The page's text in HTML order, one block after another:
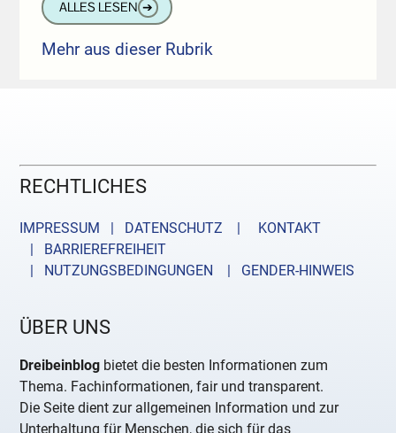
ALLES LESEN ➔
Mehr aus dieser Rubrik
RECHTLICHES
IMPRESSUM | DATENSCHUTZ |
KONTAKT
| BARRIEREFREIHEIT
| NUTZUNGSBEDINGUNGEN
| GENDER-HINWEIS
ÜBER UNS
Dreibeinblog bietet die besten Informationen zum
Thema. Fachinformationen, fair und transparent.
Die Seite dient zur allgemeinen Information und zur
Unterhaltung für Menschen, die sich für das